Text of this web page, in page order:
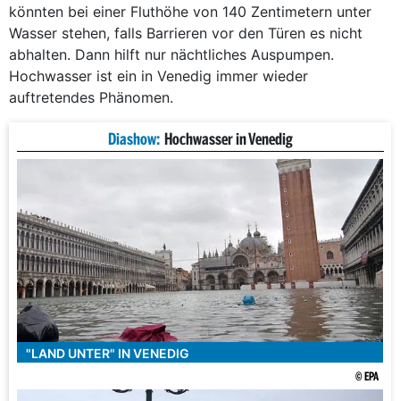
könnten bei einer Fluthöhe von 140 Zentimetern unter
Wasser stehen, falls Barrieren vor den Türen es nicht
abhalten. Dann hilft nur nächtliches Auspumpen.
Hochwasser ist ein in Venedig immer wieder
auftretendes Phänomen.
Diashow: Hochwasser in Venedig
"LAND UNTER" IN VENEDIG
© EPA